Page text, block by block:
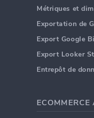
Métriques et
Exportation de
Export Google
Export Looker
Entrepôt de